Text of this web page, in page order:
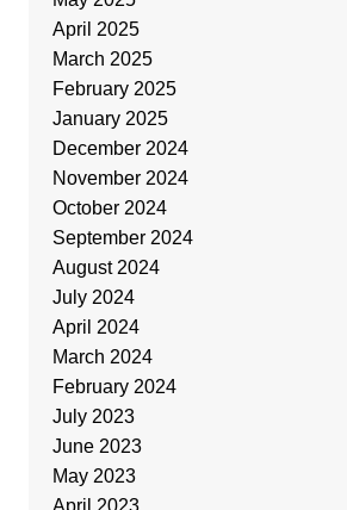
April 2025
March 2025
February 2025
January 2025
December 2024
November 2024
October 2024
September 2024
August 2024
July 2024
April 2024
March 2024
February 2024
July 2023
June 2023
May 2023
April 2023